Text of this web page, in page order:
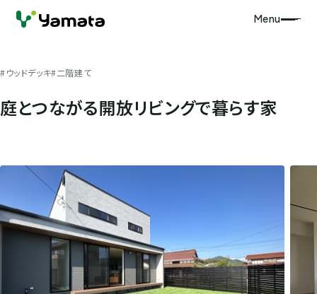
Menu
#ウッドデッキ#二階建て
庭とつながる開放リビングで暮らす家